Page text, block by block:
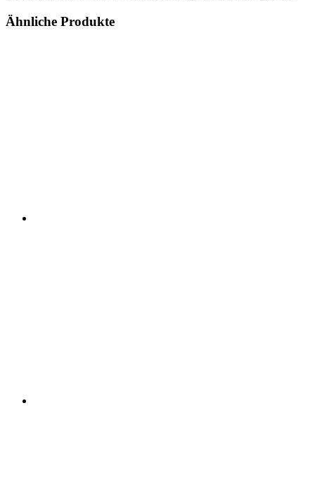
Ähnliche Produkte